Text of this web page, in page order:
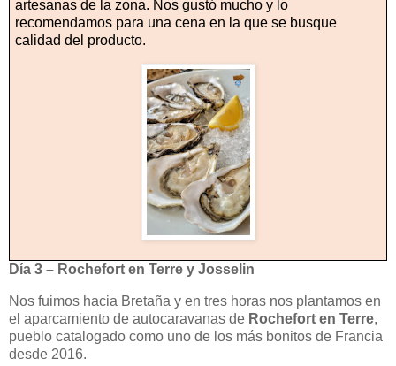
artesanas de la zona. Nos gustó mucho y lo
recomendamos para una cena en la que se busque
calidad del producto.
Día 3 – Rochefort en Terre y Josselin
Nos fuimos hacia Bretaña y en tres horas nos plantamos en
el aparcamiento de autocaravanas de Rochefort en Terre,
pueblo catalogado como uno de los más bonitos de Francia
desde 2016.